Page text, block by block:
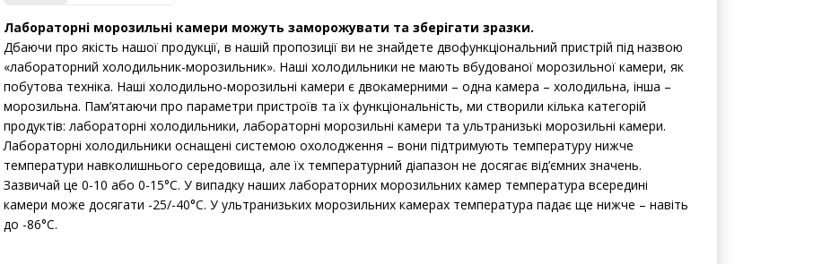
Лабораторні морозильні камери можуть заморожувати та зберігати зразки.
Дбаючи про якість нашої продукції, в нашій пропозиції ви не знайдете двофункціональний пристрій під назвою
«лабораторний холодильник-морозильник». Наші холодильники не мають вбудованої морозильної камери, як
побутова техніка. Наші холодильно-морозильні камери є двокамерними – одна камера – холодильна, інша –
морозильна. Пам’ятаючи про параметри пристроїв та їх функціональність, ми створили кілька категорій
продуктів: лабораторні холодильники, лабораторні морозильні камери та ультранизькі морозильні камери.
Лабораторні холодильники оснащені системою охолодження – вони підтримують температуру нижче
температури навколишнього середовища, але їх температурний діапазон не досягає від’ємних значень.
Зазвичай це 0-10 або 0-15°C. У випадку наших лабораторних морозильних камер температура всередині
камери може досягати -25/-40°C. У ультранизьких морозильних камерах температура падає ще нижче – навіть
до -86°C.